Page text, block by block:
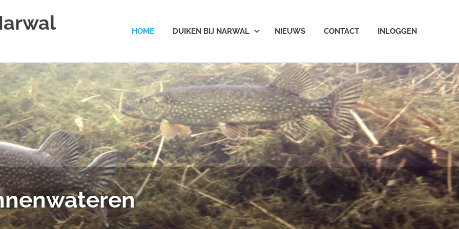
HOME DUIKEN BIJ NARWAL NIEUWS CONTACT INLOGGEN